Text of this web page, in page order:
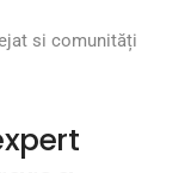
si comunități